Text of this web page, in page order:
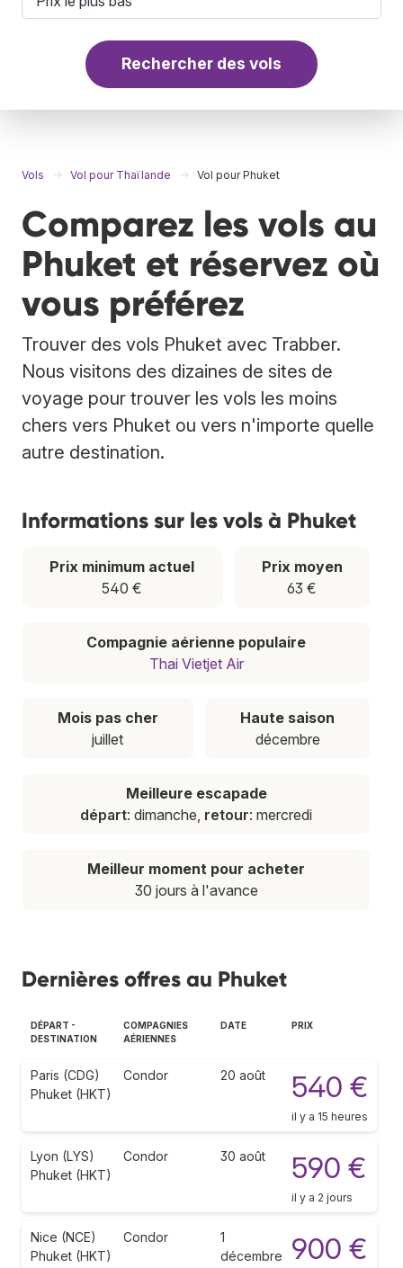
Rechercher des vols
Vols Vol pour Thaïlande Vol pour Phuket
Comparez les vols au
Phuket et réservez où
vous préférez
Trouver des vols Phuket avec Trabber.
Nous visitons des dizaines de sites de
voyage pour trouver les vols les moins
chers vers Phuket ou vers n'importe quelle
autre destination.
Informations sur les vols à Phuket
Prix minimum actuel
540 €
Prix moyen
63 €
Compagnie aérienne populaire
Thai Vietjet Air
Mois pas cher
juillet
Haute saison
décembre
Meilleure escapade
départ: dimanche, retour: mercredi
Meilleur moment pour acheter
30 jours à l'avance
Dernières offres au Phuket
DÉPART -
DESTINATION
COMPAGNIES
AÉRIENNES
DATE PRIX
Paris (CDG)
Phuket (HKT)
Condor 20 août 540 €
il y a 15 heures
Lyon (LYS)
Phuket (HKT)
Condor 30 août 590 €
il y a 2 jours
Nice (NCE)
Phuket (HKT)
Condor
1
décembre
900 €